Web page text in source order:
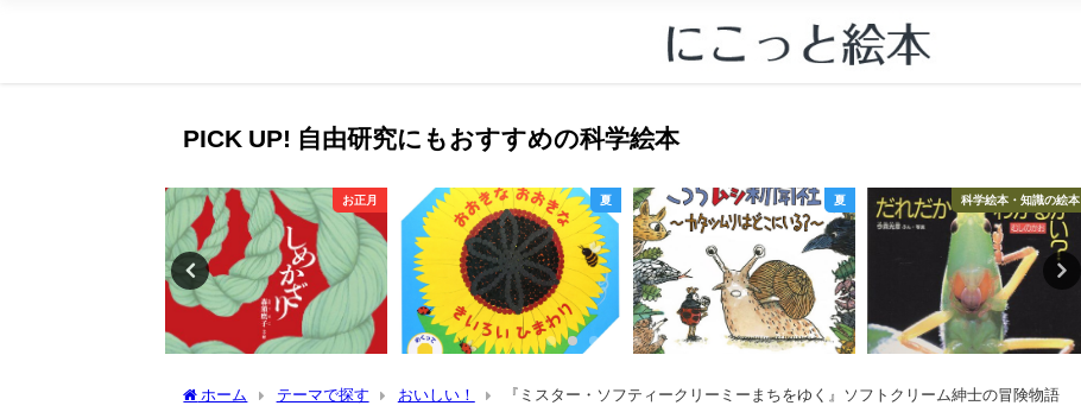
PICK UP! 自由研究にもおすすめの科学絵本
お正月 夏 夏 科学絵本・知識の絵本
ホーム テーマで探す おいしい！ 『ミスター・ソフティークリーミーまちをゆく』ソフトクリーム紳士の冒険物語